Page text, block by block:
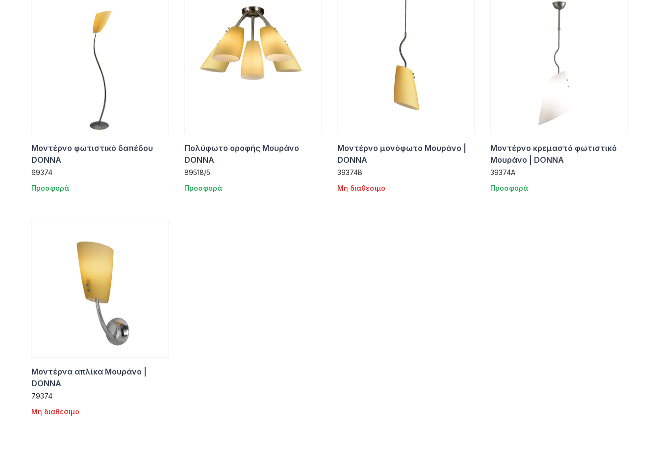
Μοντέρνο φωτιστικό δαπέδου
DONNA
69374
Προσφορά
Πολύφωτο οροφής Μουράνο
DONNA
89518/5
Προσφορά
Μοντέρνο μονόφωτο Μουράνο |
DONNA
39374B
Μη διαθέσιμο
Μοντέρνο κρεμαστό φωτιστικό
Μουράνο | DONNA
39374A
Προσφορά
Μοντέρνα απλίκα Μουράνο |
DONNA
79374
Μη διαθέσιμο